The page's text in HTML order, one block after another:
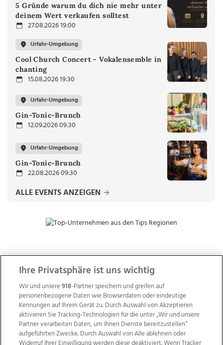
5 Gründe warum du dich nie mehr unter
deinem Wert verkaufen solltest
27.08.2026 19:00
Urfahr-Umgebung
Cool Church Concert - Vokalensemble in
chanting
15.08.2026 19:30
Urfahr-Umgebung
Gin-Tonic-Brunch
12.09.2026 09:30
Urfahr-Umgebung
Gin-Tonic-Brunch
22.08.2026 09:30
ALLE EVENTS ANZEIGEN
ZUR NACHRICHTENÜBERSICHT
Ihre Privatsphäre ist uns wichtig
Wir und unsere918-Partner speichern und greifen auf
personenbezogene Daten wie Browserdaten oder eindeutige
Kennungen auf Ihrem Gerät zu. Durch Auswahl von Akzeptieren
aktivieren Sie Tracking-Technologien für die unter „Wir und unsere
Partner verarbeiten Daten, um Ihnen Dienste bereitzustellen“
aufgeführten Zwecke. Durch Auswahl von Alle ablehnen oder